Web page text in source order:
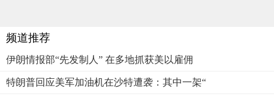
频道推荐
伊朗情报部“先发制人” 在多地抓获美以雇佣
特朗普回应美军加油机在沙特遭袭：其中一架“